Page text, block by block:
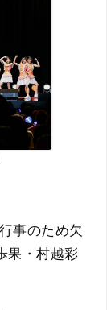
事のため欠
果・村越彩